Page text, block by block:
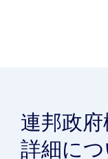
連邦政
詳細に